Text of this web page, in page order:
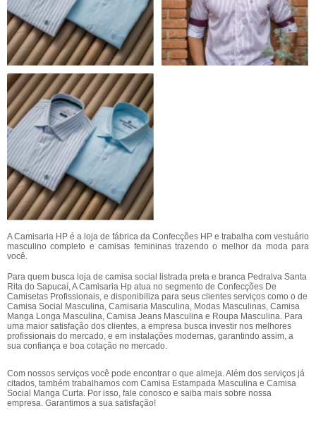
A Camisaria HP é a loja de fábrica da Confecções HP e trabalha com vestuário
masculino completo e camisas femininas trazendo o melhor da moda para
você.
Para quem busca loja de camisa social listrada preta e branca Pedralva Santa
Rita do Sapucaí, A Camisaria Hp atua no segmento de Confecções De
Camisetas Profissionais, e disponibiliza para seus clientes serviços como o de
Camisa Social Masculina, Camisaria Masculina, Modas Masculinas, Camisa
Manga Longa Masculina, Camisa Jeans Masculina e Roupa Masculina. Para
uma maior satisfação dos clientes, a empresa busca investir nos melhores
profissionais do mercado, e em instalações modernas, garantindo assim, a
sua confiança e boa cotação no mercado.
Com nossos serviços você pode encontrar o que almeja. Além dos serviços já
citados, também trabalhamos com Camisa Estampada Masculina e Camisa
Social Manga Curta. Por isso, fale conosco e saiba mais sobre nossa
empresa. Garantimos a sua satisfação!